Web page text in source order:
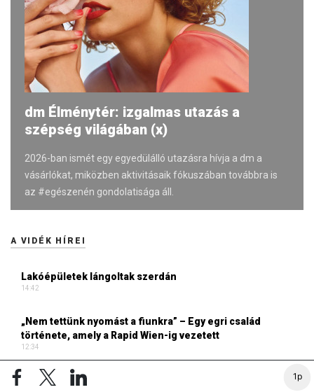
1p
dm Élménytér: izgalmas utazás a
szépség világában (x)
2026-ban ismét egy egyedülálló utazásra hívja a dm a
vásárlókat, miközben aktivitásaik fókuszában továbbra is
az #egészenén gondolatisága áll.
A VIDÉK HÍREI
Lakóépületek lángoltak szerdán
14:42
„Nem tettünk nyomást a fiunkra” – Egy egri család
története, amely a Rapid Wien-ig vezetett
12:34
Új hűtőrendszer a Markhot Ferenc Kórházban: több mint